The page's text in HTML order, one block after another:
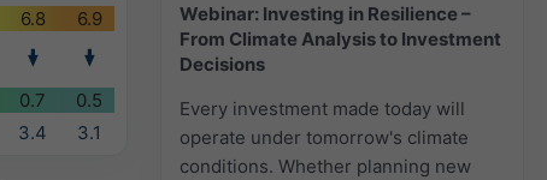
Webinar: Investing in Resilience –
From Climate Analysis to Investment
Decisions
Every investment made today will
operate under tomorrow's climate
conditions. Whether planning new
6.8
6.9
0.7
0.5
3.4 3.1